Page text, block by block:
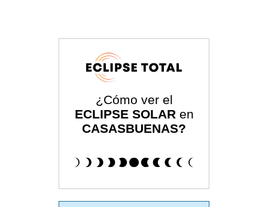
¿Cómo ver el
ECLIPSE SOLAR en
CASASBUENAS?